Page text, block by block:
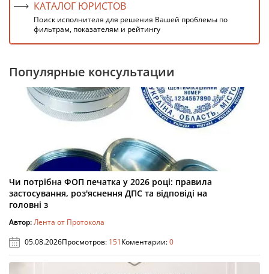
КАТАЛОГ ЮРИСТОВ
Поиск исполнителя для решения Вашей проблемы по
фильтрам, показателям и рейтингу
Популярные консультации
Чи потрібна ФОП печатка у 2026 році: правила
застосування, роз'яснення ДПС та відповіді на
головні з
Автор:Лента от Протокола
05.08.2026Просмотров: 151Коментарии:0